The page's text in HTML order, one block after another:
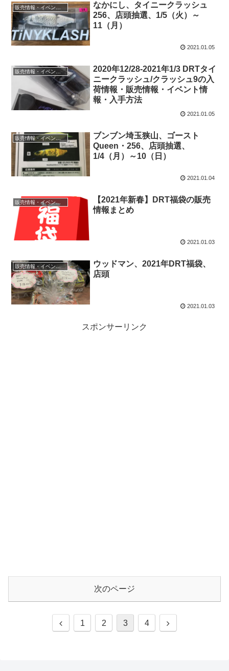
販売情報・イベント情報
なかにし、タイニークラッシュ
256、店頭抽選、1/5（火）～
11（月）
2021.01.05
販売情報・イベント情報
2020年12/28-2021年1/3 DRTタイ
ニークラッシュ/クラッシュ9の入
荷情報・販売情報・イベント情
報・入手方法
2021.01.05
ブンブン埼玉狭山、ゴースト
Queen・256、店頭抽選、
1/4（月）～10（日）
2021.01.04
販売情報・イベント情報
【2021年新春】DRT福袋の販売
情報まとめ
2021.01.03
販売情報・イベント情報
ウッドマン、2021年DRT福袋、
店頭
2021.01.03
スポンサーリンク
次のページ
前
1 2 3 4
次